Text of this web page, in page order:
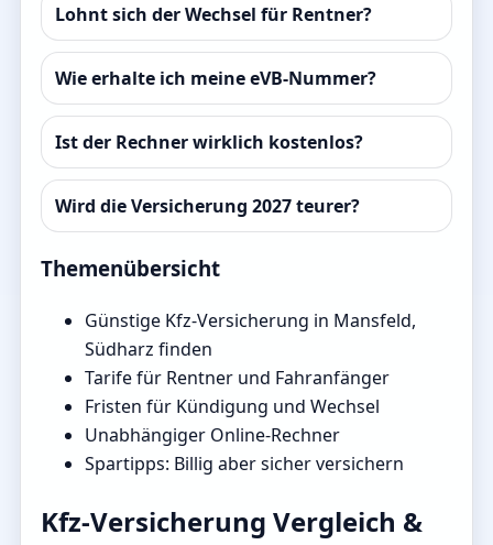
Lohnt sich der Wechsel für Rentner?
Wie erhalte ich meine eVB-Nummer?
Ist der Rechner wirklich kostenlos?
Wird die Versicherung 2027 teurer?
Themenübersicht
Günstige Kfz-Versicherung in Mansfeld,
Südharz finden
Tarife für Rentner und Fahranfänger
Fristen für Kündigung und Wechsel
Unabhängiger Online-Rechner
Spartipps: Billig aber sicher versichern
Kfz-Versicherung Vergleich &